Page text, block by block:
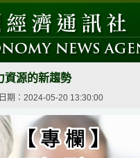
資源的新趨勢
期：2024-05-20 13:30:00